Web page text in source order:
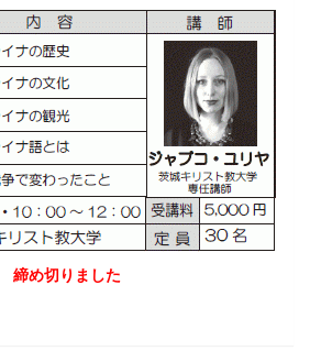
締め切りました